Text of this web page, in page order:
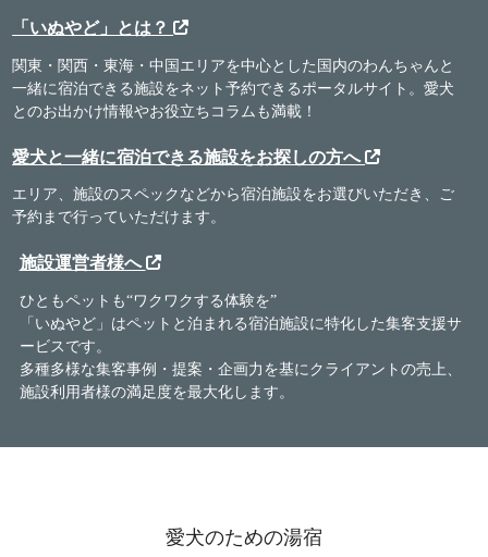
「いぬやど」とは？
関東・関西・東海・中国エリアを中心とした国内のわんちゃんと
一緒に宿泊できる施設をネット予約できるポータルサイト。愛犬
とのお出かけ情報やお役立ちコラムも満載！
愛犬と一緒に宿泊できる施設をお探しの方へ
エリア、施設のスペックなどから宿泊施設をお選びいただき、ご
予約まで行っていただけます。
施設運営者様へ
ひともペットも“ワクワクする体験を”
「いぬやど」はペットと泊まれる宿泊施設に特化した集客支援サ
ービスです。
多種多様な集客事例・提案・企画力を基にクライアントの売上、
施設利用者様の満足度を最大化します。
愛犬のための湯宿